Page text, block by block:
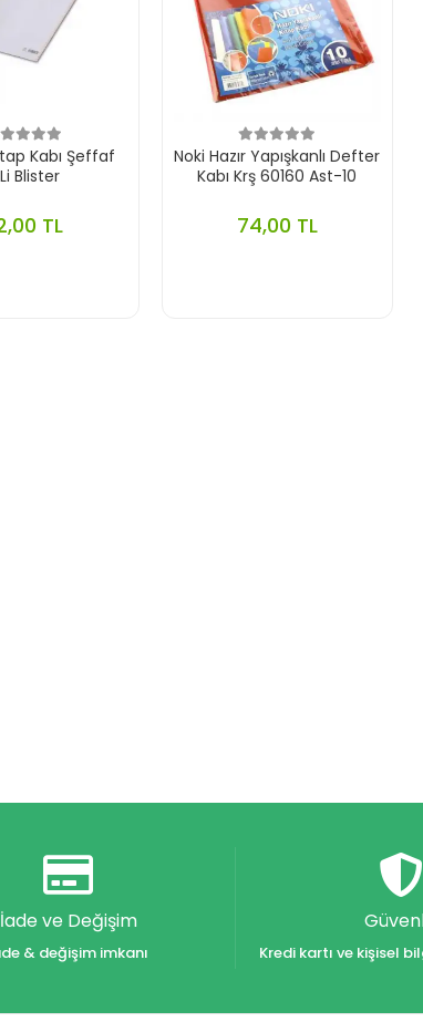
Kabı Şeffaf
Blister
TL
Noki Hazır Yapışkanlı Defter
Kabı Krş 60160 Ast-10
74,00 TL
İade ve Değişim
& değişim imkanı Kredi kartı ve kişisel